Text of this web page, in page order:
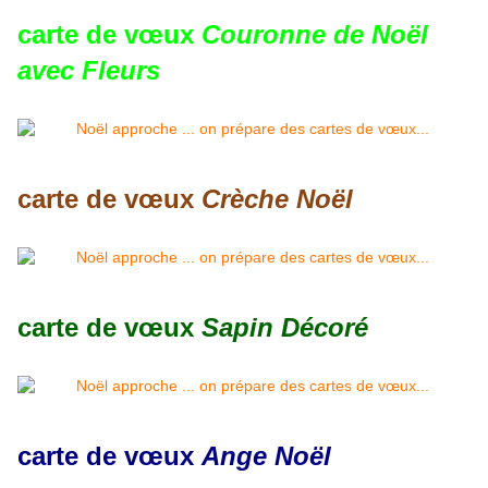
carte de vœux Couronne de Noël
avec Fleurs
carte de vœux Crèche Noël
carte de vœux Sapin Décoré
carte de vœux Ange Noël